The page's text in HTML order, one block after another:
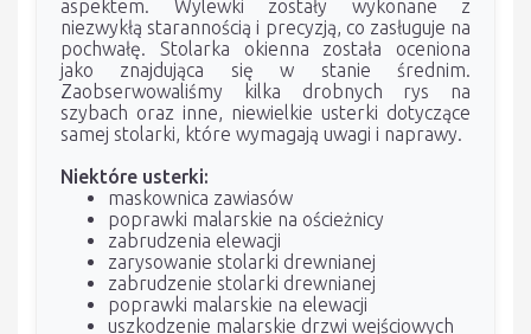
aspektem. Wylewki zostały wykonane z
niezwykłą starannością i precyzją, co zasługuje na
pochwałę. Stolarka okienna została oceniona
jako znajdująca się w stanie średnim.
Zaobserwowaliśmy kilka drobnych rys na
szybach oraz inne, niewielkie usterki dotyczące
samej stolarki, które wymagają uwagi i naprawy.
Niektóre usterki:
maskownica zawiasów
poprawki malarskie na ościeżnicy
zabrudzenia elewacji
zarysowanie stolarki drewnianej
zabrudzenie stolarki drewnianej
poprawki malarskie na elewacji
uszkodzenie malarskie drzwi wejściowych